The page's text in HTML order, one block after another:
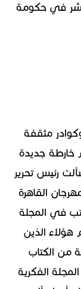
في حكومة
مثقفة
خارطة جديدة
رئيس تحرير
القاهرة
في المجلة
هؤلاء الذين
مجموعة من الكتاب
الفكرية